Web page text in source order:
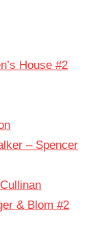
House #2
– Spencer
& Blom #2